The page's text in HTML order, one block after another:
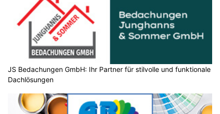
JS Bedachungen GmbH: Ihr Partner für stilvolle und funktionale
Dachlösungen